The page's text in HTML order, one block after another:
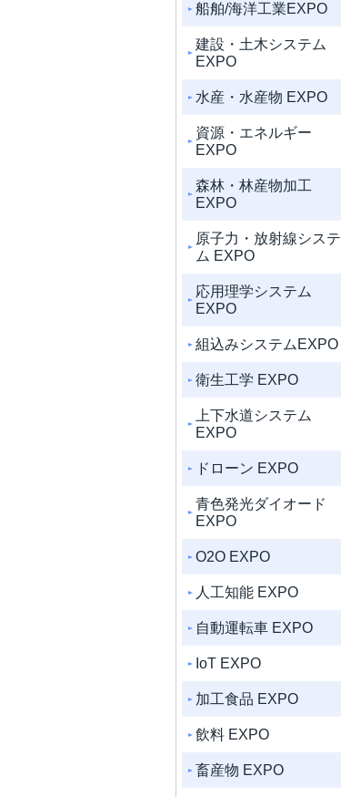
船舶/海洋工業EXPO
建設・土木システム
EXPO
水産・水産物 EXPO
資源・エネルギー
EXPO
森林・林産物加工
EXPO
原子力・放射線システ
ム EXPO
応用理学システム
EXPO
組込みシステムEXPO
衛生工学 EXPO
上下水道システム
EXPO
ドローン EXPO
青色発光ダイオード
EXPO
O2O EXPO
人工知能 EXPO
自動運転車 EXPO
IoT EXPO
加工食品 EXPO
飲料 EXPO
畜産物 EXPO